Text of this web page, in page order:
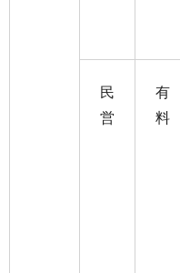
民
営
有
料